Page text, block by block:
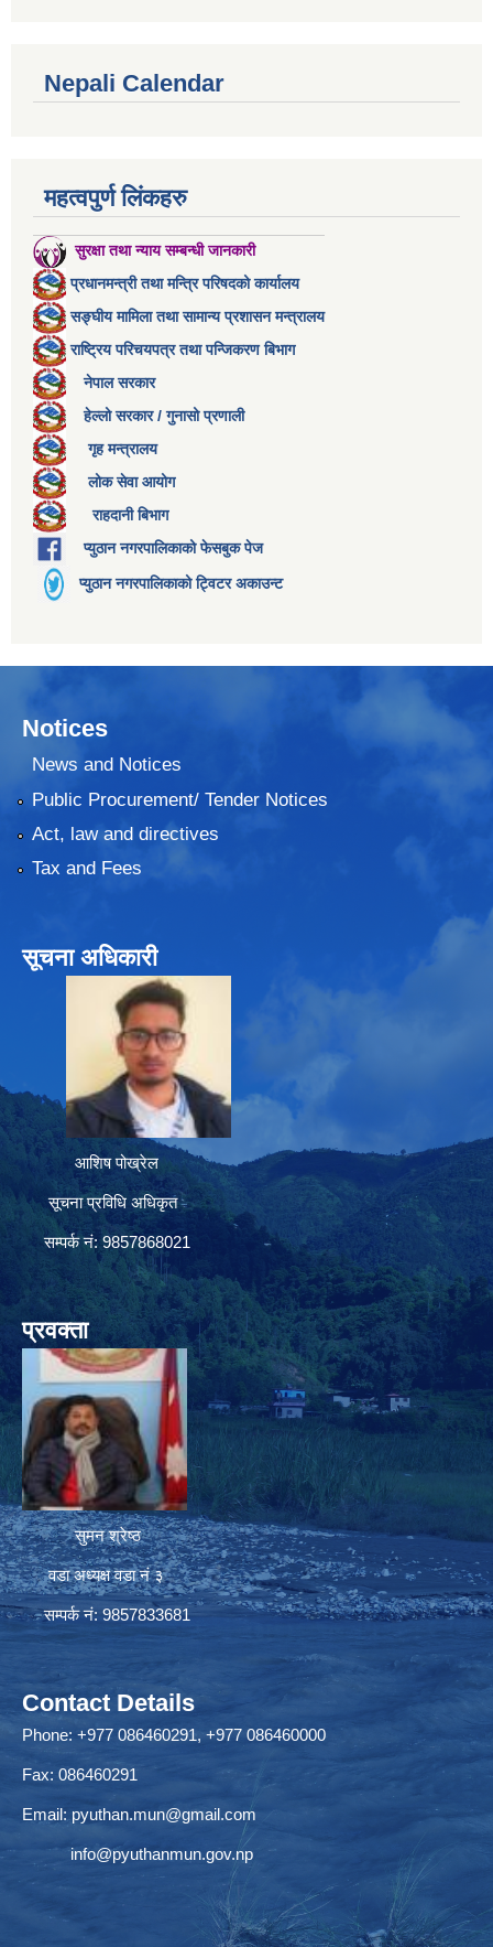
Nepali Calendar
महत्वपुर्ण लिंकहरु
सुरक्षा तथा न्याय सम्बन्धी जानकारी
प्रधानमन्त्री तथा मन्त्रि परिषदको कार्यालय
सङ्घीय मामिला तथा सामान्य प्रशासन मन्त्रालय
राष्ट्रिय परिचयपत्र तथा पन्जिकरण बिभाग
नेपाल सरकार
हेल्लो सरकार / गुनासो प्रणाली
गृह मन्त्रालय
लोक सेवा आयोग
राहदानी बिभाग
प्युठान नगरपालिकाको फेसबुक पेज
प्युठान नगरपालिकाको ट्विटर अकाउन्ट
Notices
News and Notices
Public Procurement/ Tender Notices
Act, law and directives
Tax and Fees
सूचना अधिकारी
आशिष पोख्रेल
सूचना प्रविधि अधिकृत
सम्पर्क नं: 9857868021
प्रवक्ता
सुमन श्रेष्ठ
वडा अध्यक्ष वडा नं ३
सम्पर्क नं: 9857833681
Contact Details
Phone: +977 086460291, +977 086460000
Fax: 086460291
Email: pyuthan.mun@gmail.com
info@pyuthanmun.gov.np